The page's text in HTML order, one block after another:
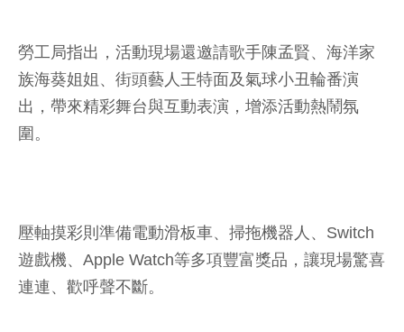
勞工局指出，活動現場還邀請歌手陳孟賢、海洋家
族海葵姐姐、街頭藝人王特面及氣球小丑輪番演
出，帶來精彩舞台與互動表演，增添活動熱鬧氛
圍。
壓軸摸彩則準備電動滑板車、掃拖機器人、Switch
遊戲機、Apple Watch等多項豐富獎品，讓現場驚喜
連連、歡呼聲不斷。